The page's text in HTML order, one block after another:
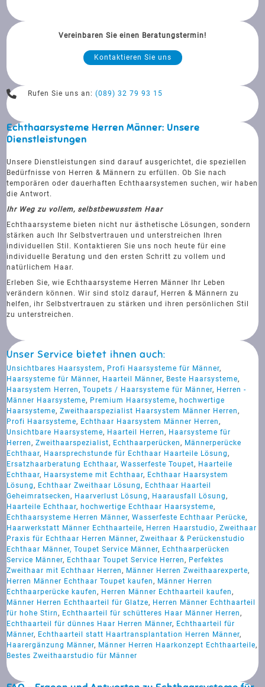
Vereinbaren Sie einen Beratungstermin!
Kontaktieren Sie uns
Rufen Sie uns an:(089) 32 79 93 15
Echthaarsysteme Herren Männer: Unsere
Dienstleistungen
Unsere Dienstleistungen sind darauf ausgerichtet, die speziellen
Bedürfnisse von Herren & Männern zu erfüllen. Ob Sie nach
temporären oder dauerhaften Echthaarsystemen suchen, wir haben
die Antwort.
Ihr Weg zu vollem, selbstbewusstem Haar
Echthaarsysteme bieten nicht nur ästhetische Lösungen, sondern
stärken auch Ihr Selbstvertrauen und unterstreichen Ihren
individuellen Stil. Kontaktieren Sie uns noch heute für eine
individuelle Beratung und den ersten Schritt zu vollem und
natürlichem Haar.
Erleben Sie, wie Echthaarsysteme Herren Männer Ihr Leben
verändern können. Wir sind stolz darauf, Herren & Männern zu
helfen, ihr Selbstvertrauen zu stärken und ihren persönlichen Stil
zu unterstreichen.
Unser Service bietet ihnen auch:
Unsichtbares Haarsystem, Profi Haarsysteme für Männer,
Haarsysteme für Männer, Haarteil Männer, Beste Haarsysteme,
Haarsystem Herren,Toupets / Haarsysteme für Männer, Herren -
Männer Haarsysteme, Premium Haarsysteme,hochwertige
Haarsysteme,Zweithaarspezialist Haarsystem Männer Herren,
Profi Haarsysteme, Echthaar Haarsystem Männer Herren,
Unsichtbare Haarsysteme, Haarteil Herren, Haarsysteme für
Herren,Zweithaarspezialist, Echthaarperücken, Männerperücke
Echthaar, Haarsprechstunde für Echthaar Haarteile Lösung,
Ersatzhaarberatung Echthaar,Wasserfeste Toupet, Haarteile
Echthaar, Haarsysteme mit Echthaar, Echthaar Haarsystem
Lösung, Echthaar Zweithaar Lösung, Echthaar Haarteil
Geheimratsecken, Haarverlust Lösung, Haarausfall Lösung,
Haarteile Echthaar,hochwertige Echthaar Haarsysteme,
Echthaarsysteme Herren Männer,Wasserfeste Echthaar Perücke,
Haarwerkstatt Männer Echthaarteile, Herren Haarstudio,Zweithaar
Praxis für Echthaar Herren Männer,Zweithaar & Perückenstudio
Echthaar Männer, Toupet Service Männer, Echthaarperücken
Service Männer, Echthaar Toupet Service Herren, Perfektes
Zweithaar mit Echthaar Herren, Männer Herren Zweithaarexperte,
Herren Männer Echthaar Toupet kaufen, Männer Herren
Echthaarperücke kaufen, Herren Männer Echthaarteil kaufen,
Männer Herren Echthaarteil für Glatze, Herren Männer Echthaarteil
für hohe Stirn, Echthaarteil für schütteres Haar Männer Herren,
Echthaarteil für dünnes Haar Herren Männer, Echthaarteil für
Männer, Echthaarteil statt Haartransplantation Herren Männer,
Haarergänzung Männer, Männer Herren Haarkonzept Echthaarteile,
Bestes Zweithaarstudio für Männer